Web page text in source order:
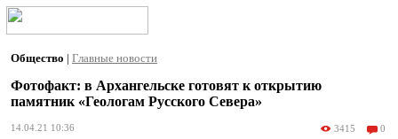
Общество | Главные новости
Фотофакт: в Архангельске готовят к открытию
памятник «Геологам Русского Севера»
14.04.21 10:36 3415 0